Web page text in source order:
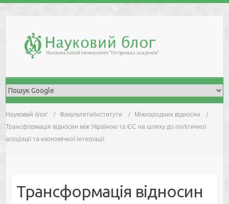
Науковий блоґ Факультети/інститути
Міжнародних відносин
Трансформація відносин між Україною та ЄС на шляху до політичної
асоціації та економічної інтеграції
Трансформація відносин